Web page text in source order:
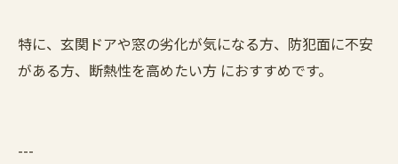
特に、玄関ドアや窓の劣化が気になる方、防犯面に不安
がある方、断熱性を高めたい方 におすすめです。
---